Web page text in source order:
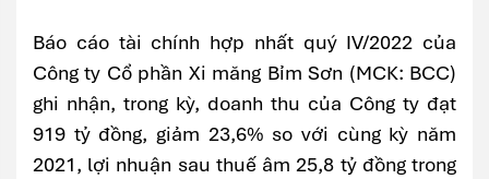
Báo cáo tài chính hợp nhất quý IV/2022 của
Công ty Cổ phần Xi măng Bỉm Sơn (MCK: BCC)
ghi nhận, trong kỳ, doanh thu của Công ty đạt
919 tỷ đồng, giảm 23,6% so với cùng kỳ năm
2021, lợi nhuận sau thuế âm 25,8 tỷ đồng trong